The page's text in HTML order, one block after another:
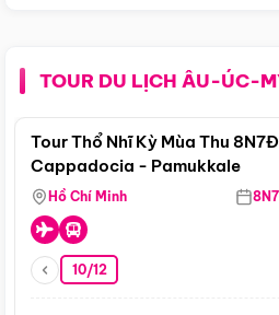
TOUR DU LỊCH ÂU-ÚC-
Tour Thổ Nhĩ Kỳ Mùa Thu
Cappadocia - Pamukkale
Hồ Chí Minh
10/12